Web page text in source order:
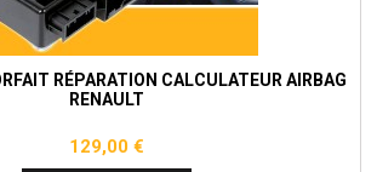
RÉPARATION CALCULATEUR AIRBAG
RENAULT
129,00 €